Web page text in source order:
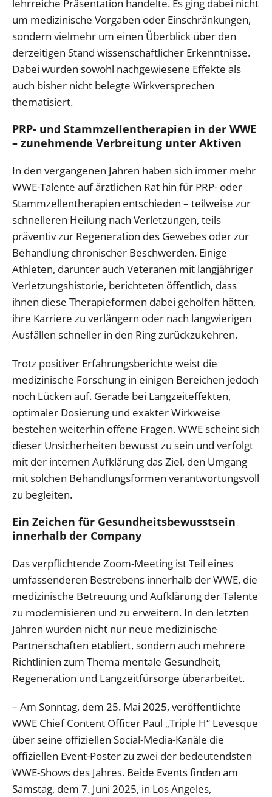
lehrreiche Präsentation handelte. Es ging dabei nicht
um medizinische Vorgaben oder Einschränkungen,
sondern vielmehr um einen Überblick über den
derzeitigen Stand wissenschaftlicher Erkenntnisse.
Dabei wurden sowohl nachgewiesene Effekte als
auch bisher nicht belegte Wirkversprechen
thematisiert.
PRP- und Stammzellentherapien in der WWE
– zunehmende Verbreitung unter Aktiven
In den vergangenen Jahren haben sich immer mehr
WWE-Talente auf ärztlichen Rat hin für PRP- oder
Stammzellentherapien entschieden – teilweise zur
schnelleren Heilung nach Verletzungen, teils
präventiv zur Regeneration des Gewebes oder zur
Behandlung chronischer Beschwerden. Einige
Athleten, darunter auch Veteranen mit langjähriger
Verletzungshistorie, berichteten öffentlich, dass
ihnen diese Therapieformen dabei geholfen hätten,
ihre Karriere zu verlängern oder nach langwierigen
Ausfällen schneller in den Ring zurückzukehren.
Trotz positiver Erfahrungsberichte weist die
medizinische Forschung in einigen Bereichen jedoch
noch Lücken auf. Gerade bei Langzeiteffekten,
optimaler Dosierung und exakter Wirkweise
bestehen weiterhin offene Fragen. WWE scheint sich
dieser Unsicherheiten bewusst zu sein und verfolgt
mit der internen Aufklärung das Ziel, den Umgang
mit solchen Behandlungsformen verantwortungsvoll
zu begleiten.
Ein Zeichen für Gesundheitsbewusstsein
innerhalb der Company
Das verpflichtende Zoom-Meeting ist Teil eines
umfassenderen Bestrebens innerhalb der WWE, die
medizinische Betreuung und Aufklärung der Talente
zu modernisieren und zu erweitern. In den letzten
Jahren wurden nicht nur neue medizinische
Partnerschaften etabliert, sondern auch mehrere
Richtlinien zum Thema mentale Gesundheit,
Regeneration und Langzeitfürsorge überarbeitet.
– Am Sonntag, dem 25. Mai 2025, veröffentlichte
WWE Chief Content Officer Paul „Triple H“ Levesque
über seine offiziellen Social-Media-Kanäle die
offiziellen Event-Poster zu zwei der bedeutendsten
WWE-Shows des Jahres. Beide Events finden am
Samstag, dem 7. Juni 2025, in Los Angeles,